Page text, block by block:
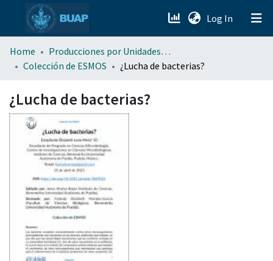
Log In (current)
menu.section.about_menu
Home
Producciones por Unidades Académicas
Colección de ESMOS
¿Lucha de bacterias?
¿Lucha de bacterias?